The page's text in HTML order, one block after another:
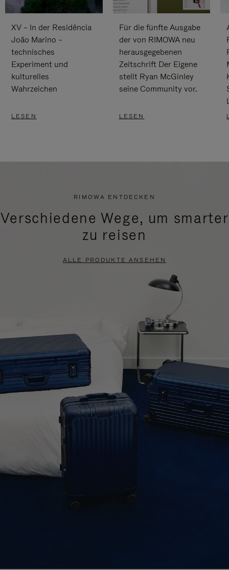
XV – In der Residência
João Marino –
technisches
Experiment und
kulturelles
Wahrzeichen
LESEN
Für die fünfte Ausgabe
der von RIMOWA neu
herausgegebenen
Zeitschrift Der Eigene
stellt Ryan McGinley
seine Community vor.
LESEN
RIMOWA ENTDECKEN
Verschiedene Wege, um smarter
zu reisen
ALLE PRODUKTE ANSEHEN